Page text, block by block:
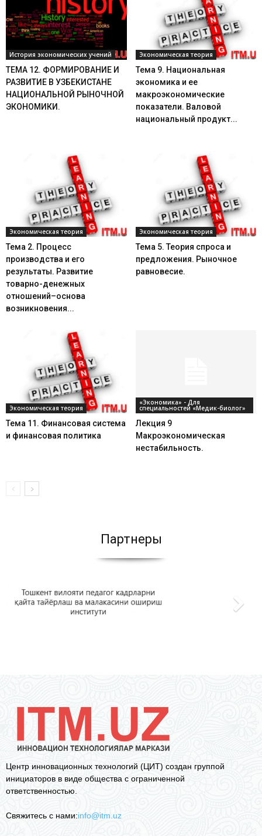
История экономических учений
ТЕМА 12. ФОРМИРОВАНИЕ И
РАЗВИТИЕ В УЗБЕКИСТАНЕ
НАЦИОНАЛЬНОЙ РЫНОЧНОЙ
ЭКОНОМИКИ.
Экономическая теория
Тема 9. Национальная
экономика и ее
макроэкономические
показатели. Валовой
национальный продукт...
Экономическая теория
Тема 2. Процесс
производства и его
результаты. Развитие
товарно-денежных
отношений–основа
возникновения...
Экономическая теория
Тема 5. Теория спроса и
предложения. Рыночное
равновесие.
Экономическая теория
Тема 11. Финансовая система
и финансовая политика
«Экономика» - Для
специальностей «Медик-биолог»
Лекция 9
Макроэкономическая
нестабильность.
Партнеры
Центр инновационных технологий (ЦИТ) создан группой
инициаторов в виде общества с ограниченной
ответственностью.
Свяжитесь с нами:info@itm.uz